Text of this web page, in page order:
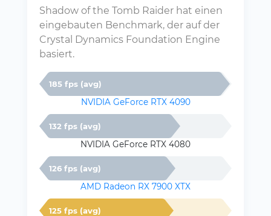
Shadow of the Tomb Raider hat einen
eingebauten Benchmark, der auf der
Crystal Dynamics Foundation Engine
basiert.
185 fps (avg)
NVIDIA GeForce RTX 4090
132 fps (avg)
NVIDIA GeForce RTX 4080
126 fps (avg)
AMD Radeon RX 7900 XTX
125 fps (avg)